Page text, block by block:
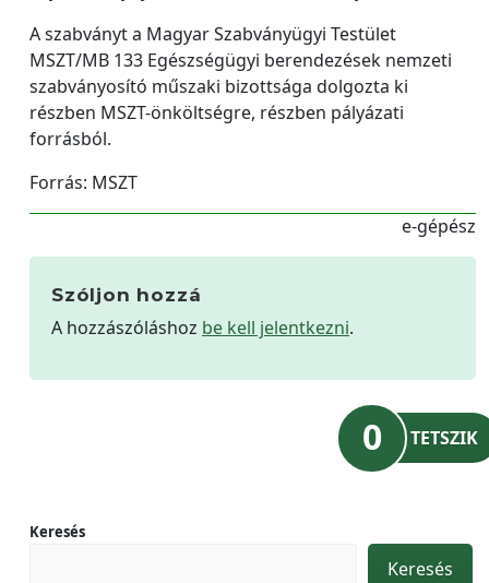
A szabványt a Magyar Szabványügyi Testület
MSZT/MB 133 Egészségügyi berendezések nemzeti
szabványosító műszaki bizottsága dolgozta ki
részben MSZT-önköltségre, részben pályázati
forrásból.
Forrás: MSZT
e-gépész
Szóljon hozzá
A hozzászóláshoz be kell jelentkezni.
0 TETSZIK
Keresés
Keresés